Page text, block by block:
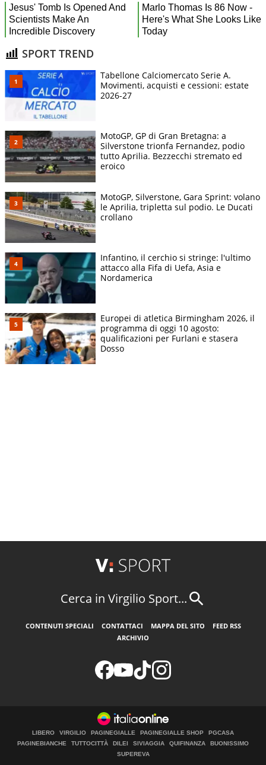
SPORT TREND
Tabellone Calciomercato Serie A.
Movimenti, acquisti e cessioni: estate
2026-27
MotoGP, GP di Gran Bretagna: a
Silverstone trionfa Fernandez, podio
tutto Aprilia. Bezzecchi stremato ed
eroico
MotoGP, Silverstone, Gara Sprint: volano
le Aprilia, tripletta sul podio. Le Ducati
crollano
Infantino, il cerchio si stringe: l'ultimo
attacco alla Fifa di Uefa, Asia e
Nordamerica
Europei di atletica Birmingham 2026, il
programma di oggi 10 agosto:
qualificazioni per Furlani e stasera
Dosso
Cerca in Virgilio Sport...
CONTENUTI SPECIALI CONTATTACI MAPPA DEL SITO
FEED RSS
ARCHIVIO
LIBERO VIRGILIO PAGINEGIALLE PAGINEGIALLE SHOP
PGCASA
PAGINEBIANCHE
TUTTOCITTÀ DILEI SIVIAGGIA QUIFINANZA
BUONISSIMO
SUPEREVA